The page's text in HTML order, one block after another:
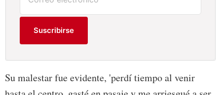
Suscribirse
Su malestar fue evidente, 'perdí tiempo al venir